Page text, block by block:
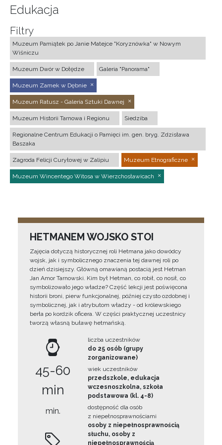
Edukacja
Filtry
Muzeum Pamiątek po Janie Matejce "Koryznówka" w Nowym
Wiśniczu
Muzeum Dwór w Dołędze Galeria "Panorama"
Muzeum Zamek w Dębnie
Muzeum Ratusz - Galeria Sztuki Dawnej
Muzeum Historii Tarnowa i Regionu Siedziba
Regionalne Centrum Edukacji o Pamięci im. gen. bryg. Zdzisława
Baszaka
Zagroda Felicji Curyłowej w Zalipiu Muzeum Etnograficzne
Muzeum Wincentego Witosa w Wierzchosławicach
HETMANEM WOJSKO STOI
Zajęcia dotyczą historycznej roli Hetmana jako dowódcy
wojsk, jak i symbolicznego znaczenia tej dawnej roli po
dzień dzisiejszy. Główną omawianą postacią jest Hetman
Jan Amor Tarnowski. Kim był Hetman, co robił, co nosił, co
symbolizowało jego władze? Część lekcji jest poświęcona
historii broni, pierw funkcjonalnej, później czysto ozdobnej i
symbolicznej, jak i atrybutom władzy - od królewskiego
berła po kordzik oficera. W części praktycznej uczestnicy
tworzą własną buławę hetmańską.
45-60
min
min.
liczba uczestników
do 25 osób (grupy
zorganizowane)
wiek uczestników
przedszkole, edukacja
wczesnoszkolna, szkoła
podstawowa (kl. 4-8)
dostępność dla osób
z niepełnosprawnościami
osoby z niepełnosprawnością
słuchu, osoby z
niepełnosprawnością